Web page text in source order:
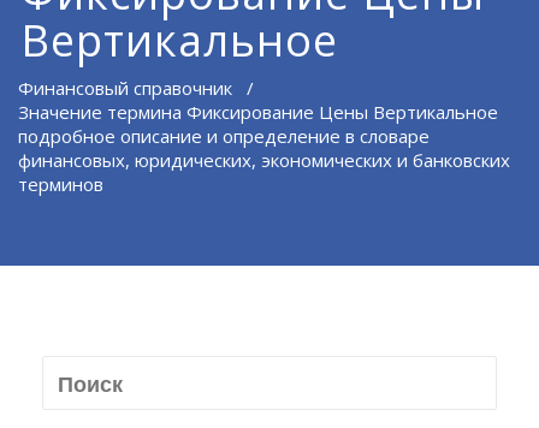
Вертикальное
Финансовый справочник /
Значение термина Фиксирование Цены Вертикальное
подробное описание и определение в словаре
финансовых, юридических, экономических и банковских
терминов